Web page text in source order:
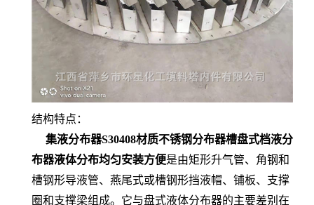
结构特点：
集液分布器S30408材质不锈钢分布器槽盘式档液分
布器液体分布均匀安装方便是由矩形升气管、角钢和
槽钢形导液管、燕尾式或槽钢形挡液帽、铺板、支撑
圈和支撑梁组成。它与盘式液体分布器的主要差别在